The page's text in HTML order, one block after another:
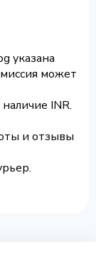
указана
может
INR.
и отзывы